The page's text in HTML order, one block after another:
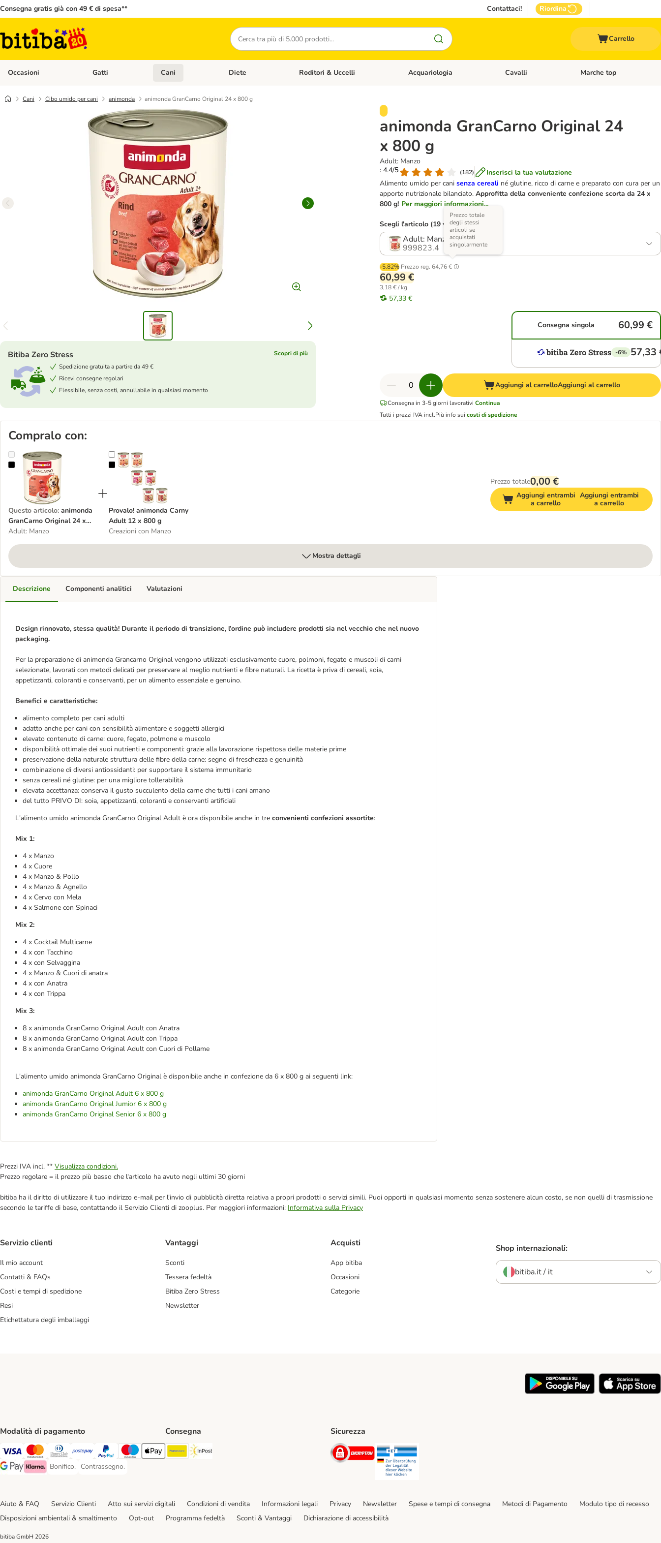
Consegna gratis già con 49 € di spesa** Contattaci! Riordina
Cerca
Carrello
Occasioni Apri Menù Categoria: Occasioni
Gatti Apri Menù Categoria: Gatti
Cani Apri Menù Categoria: Cani
Diete Apri Menù Categoria: Diete
Roditori & Uccelli Apri Menù Categoria: Roditori & Uccelli
Acquariologia Apri Menù Categoria: Acquariologia
Cavalli Apri Menù Categoria: Cavalli
Marche top
Cani Cibo umido per cani animonda animonda GranCarno Original 24 x 800 g
animonda GranCarno Original 24
x 800 g
Adult: Manzo
: 4.4/5
(182)
Inserisci la tua valutazione
Alimento umido per canisenza cereali né glutine, ricco di carne e preparato con cura per un
apporto nutrizionale bilanciato. Approfittadella conveniente confezione scortada 24 x
800 g! Per maggiori informazioni...
Bitiba Zero Stress
Scopri di più
Spedizione gratuita a partire da 49 €
Ricevi consegne regolari
Flessibile, senza costi, annullabile in qualsiasi momento
Scegli l'articolo (19 varianti)
Adult: Manzo
999823.4
-5.82% Prezzo reg. 64,76 €
Prezzo totale
degli stessi
articoli se
acquistati
singolarmente
60,99 €
3,18 € / kg
57,33 €
Consegna singola 60,99 €
-6% 57,33
Aggiungi al carrelloAggiungi al carrello
Consegna in 3-5 giorni lavorativi Continua
Tutti i prezzi IVA incl.Più info suicosti di spedizione
Compralo con:
animonda GranCarno Original 24 x 800 g
Questo articolo: animonda
GranCarno Original 24 x
800 g
Adult: Manzo
Provalo! animonda Carny Adult 12 x 800 g
Provalo! animonda Carny
Adult 12 x 800 g
Creazioni con Manzo
Prezzo totale0,00 €
Aggiungi entrambi
a carrello
Aggiungi entrambi
a carrello
Mostra dettagli
Descrizione
Design rinnovato, stessa qualità! Durante il periodo di transizione, l’ordine può includere prodotti sia nel vecchio che nel nuovo
packaging.
Per la preparazione di animonda Grancarno Original vengono utilizzati esclusivamente cuore, polmoni, fegato e muscoli di carni
selezionate, lavorati con metodi delicati per preservare al meglio nutrienti e fibre naturali. La ricetta è priva di cereali, soia,
appetizzanti, coloranti e conservanti, per un alimento essenziale e genuino.
Benefici e caratteristiche:
alimento completo per cani adulti
adatto anche per cani con sensibilità alimentare e soggetti allergici
elevato contenuto di carne: cuore, fegato, polmone e muscolo
disponibilità ottimale dei suoi nutrienti e componenti: grazie alla lavorazione rispettosa delle materie prime
preservazione della naturale struttura delle fibre della carne: segno di freschezza e genuinità
combinazione di diversi antiossidanti: per supportare il sistema immunitario
senza cereali né glutine: per una migliore tollerabilità
elevata accettanza: conserva il gusto succulento della carne che tutti i cani amano
del tutto PRIVO DI: soia, appetizzanti, coloranti e conservanti artificiali
L'alimento umido animonda GranCarno Original Adult è ora disponibile anche in tre convenienti confezioni assortite:
Mix 1:
4 x Manzo
4 x Cuore
4 x Manzo & Pollo
4 x Manzo & Agnello
4 x Cervo con Mela
4 x Salmone con Spinaci
Mix 2:
4 x Cocktail Multicarne
4 x con Tacchino
4 x con Selvaggina
4 x Manzo & Cuori di anatra
4 x con Anatra
4 x con Trippa
Mix 3:
8 x animonda GranCarno Original Adult con Anatra
8 x animonda GranCarno Original Adult con Trippa
8 x animonda GranCarno Original Adult con Cuori di Pollame
L'alimento umido animonda GranCarno Original è disponibile anche in confezione da 6 x 800 g ai seguenti link:
animonda GranCarno Original Adult 6 x 800 g
animonda GranCarno Original Jumior 6 x 800 g
animonda GranCarno Original Senior 6 x 800 g
Componenti analitici Valutazioni
Prezzi IVA incl. ** Visualizza condizioni.
Prezzo regolare = il prezzo più basso che l'articolo ha avuto negli ultimi 30 giorni
bitiba ha il diritto di utilizzare il tuo indirizzo e-mail per l'invio di pubblicità diretta relativa a propri prodotti o servizi simili. Puoi opporti in qualsiasi momento senza sostenere alcun costo, se non quelli di trasmissione
secondo le tariffe di base, contattando il Servizio Clienti di zooplus. Per maggiori informazioni: Informativa sulla Privacy
Servizio clienti
Il mio account
Contatti & FAQs
Costi e tempi di spedizione
Resi
Etichettatura degli imballaggi
Vantaggi
Sconti
Tessera fedeltà
Bitiba Zero Stress
Newsletter
Acquisti
App bitiba
Occasioni
Categorie
Shop internazionali:
bitiba.it / it
Modalità di pagamento
Visa. Payment Method
Mastercard. Payment Method
Diners Club. Payment Method
Postepay. Payment Method
PayPal. Payment Method
Maestro. Payment Method
Apple pay. Payment Method
Google Pay Payment Method
Klarna Payment Method
Bonifico.
Bonifico. Payment Method
Contrassegno.
Contrassegno. Payment Method
Consegna
Poste Italiane. Shipping Method
Sicurezza
Security
Aiuto & FAQ Servizio Clienti Atto sui servizi digitali Condizioni di vendita Informazioni legali Privacy Newsletter Spese e tempi di consegna Metodi di Pagamento
Modulo tipo di recesso
Disposizioni ambientali & smaltimento
Opt-out Programma fedeltà Sconti & Vantaggi Dichiarazione di accessibilità
bitiba GmbH 2026